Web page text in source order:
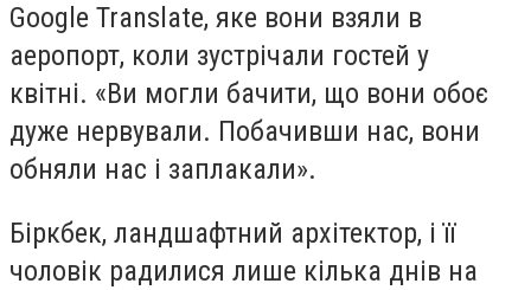
Google Translate, яке вони взяли в
аеропорт, коли зустрічали гостей у
квітні. «Ви могли бачити, що вони обоє
дуже нервували. Побачивши нас, вони
обняли нас і заплакали».
Біркбек, ландшафтний архітектор, і її
чоловік радилися лише кілька днів на